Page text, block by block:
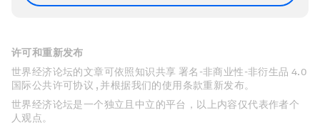
许可和重新发布
世界经济论坛的文章可依照知识共享 署名-非商业性-非衍生品 4.0
国际公共许可协议 , 并根据我们的使用条款重新发布。
世界经济论坛是一个独立且中立的平台，以上内容仅代表作者个
人观点。